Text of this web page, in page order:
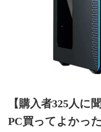
【購入者325人に
PC買ってよかっ